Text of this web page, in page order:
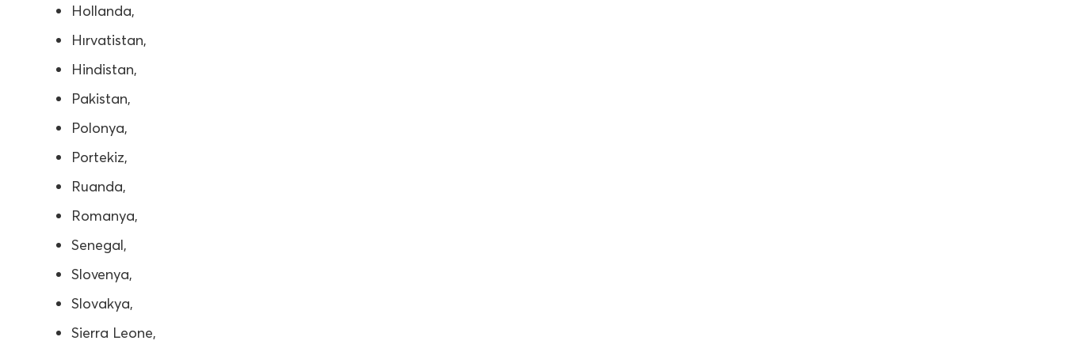
Hollanda,
Hırvatistan,
Hindistan,
Pakistan,
Polonya,
Portekiz,
Ruanda,
Romanya,
Senegal,
Slovenya,
Slovakya,
Sierra Leone,